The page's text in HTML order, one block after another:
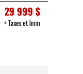
29 999 $
+ Taxes et Imm